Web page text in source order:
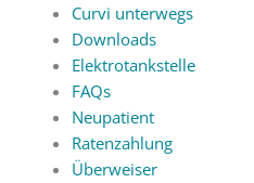
Curvi unterwegs
Downloads
Elektrotankstelle
FAQs
Neupatient
Ratenzahlung
Überweiser